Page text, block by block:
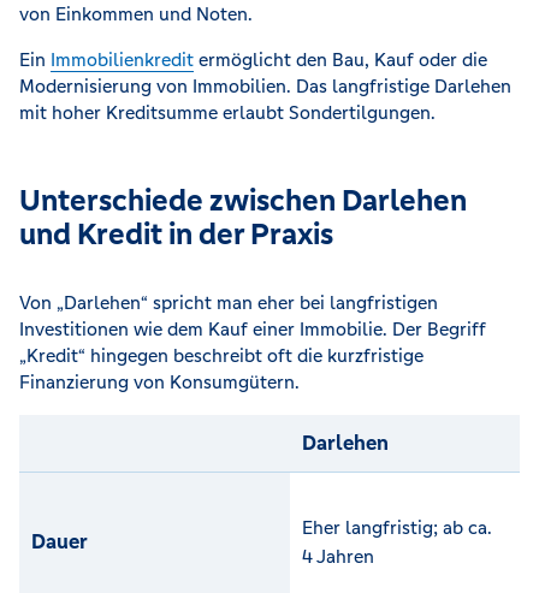
von Einkommen und Noten.
Ein Immobilienkredit ermöglicht den Bau, Kauf oder die
Modernisierung von Immobilien. Das langfristige Darlehen
mit hoher Kreditsumme erlaubt Sondertilgungen.
Unterschiede zwischen Darlehen
und Kredit in der Praxis
Von „Darlehen“ spricht man eher bei langfristigen
Investitionen wie dem Kauf einer Immobilie. Der Begriff
„Kredit“ hingegen beschreibt oft die kurzfristige
Finanzierung von Konsumgütern.
Darlehen
Dauer
Eher langfristig; ab ca.
4 Jahren